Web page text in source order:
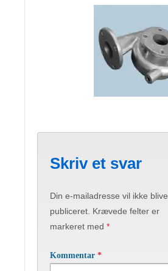
Skriv et svar
Din e-mailadresse vil ikke blive
publiceret. Krævede felter er
markeret med *
Kommentar *